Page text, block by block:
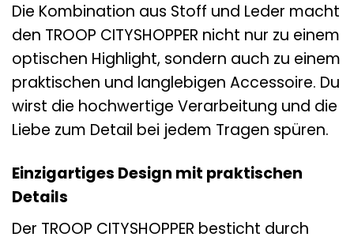
Die Kombination aus Stoff und Leder macht
den TROOP CITYSHOPPER nicht nur zu einem
optischen Highlight, sondern auch zu einem
praktischen und langlebigen Accessoire. Du
wirst die hochwertige Verarbeitung und die
Liebe zum Detail bei jedem Tragen spüren.
Einzigartiges Design mit praktischen
Details
Der TROOP CITYSHOPPER besticht durch